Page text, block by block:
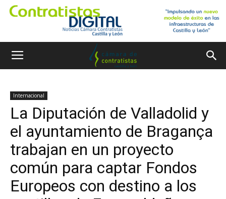
Internacional
La Diputación de Valladolid y
el ayuntamiento de Bragança
trabajan en un proyecto
común para captar Fondos
Europeos con destino a los